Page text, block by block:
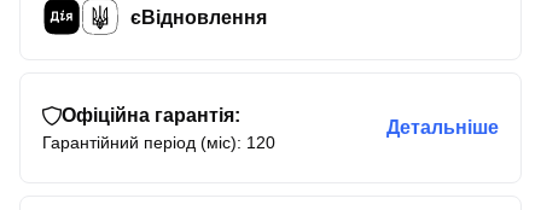
єВідновлення
Офіційна гарантія:
Гарантійний період (міс): 120
Детальніше